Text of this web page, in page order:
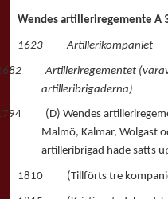
Wendes artilleriregemente A
1623 Artillerikompaniet
Artilleriregementet (varav
artilleribrigaderna)
(D) Wendes
Malmö, Kalmar, Wolgast
artilleribrigad hade satts
1810 (Tillförts tre